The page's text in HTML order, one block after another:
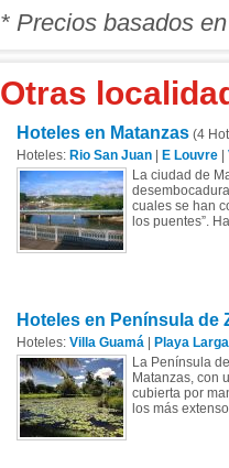
* Precios basados
Otras
Hoteles en Matanzas(4
Hoteles: Rio San Juan| E Louvre|
La ciudad de
cuales se han
los puentes”.
Hoteles en Península de
Hoteles: Villa Guamá| Playa Larga
La Península
Matanzas, con
cubierta por
los más